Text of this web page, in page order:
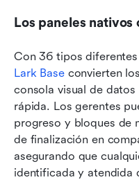
Los paneles
Con 36 tipos
Lark Base convierten
consola visual de
rápida. Los gerentes
progreso y bloques de
de finalización en
asegurando que
identificada y atendida